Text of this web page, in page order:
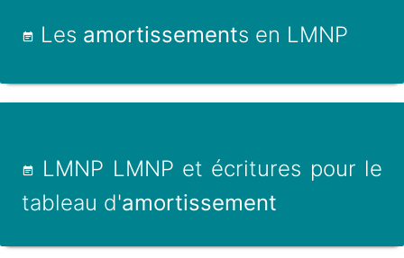
Les amortissements en LMNP
LMNP LMNP et écritures pour le
tableau d'amortissement